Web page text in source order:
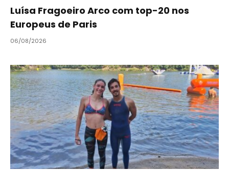
Luísa Fragoeiro Arco com top-20 nos
Europeus de Paris
06/08/2026